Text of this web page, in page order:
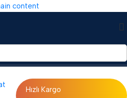
content
Dilde Kitaplar
Hızlı Kargo